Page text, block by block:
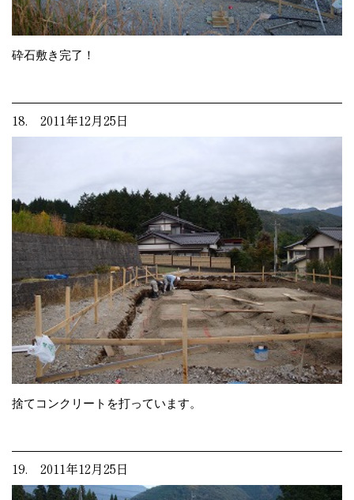
砕石敷き完了！
18. 2011年12月25日
捨てコンクリートを打っています。
19. 2011年12月25日